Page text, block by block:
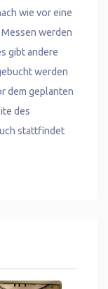
wie vor eine
werden
gibt andere
werden
dem geplanten
des
stattfindet